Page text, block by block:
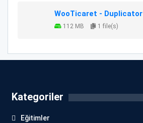
WooTicaret - Duplicator
112 MB 1 file(s)
Kategoriler
Eğitimler